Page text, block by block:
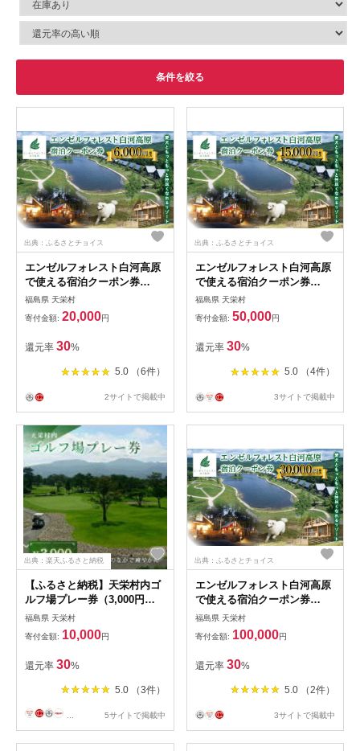
条件を絞る
出典：ふるさとチョイス
エンゼルフォレスト白河高原
で使える宿泊クーポン券
（6,000円相当） F21T-095
福島県 天栄村
寄付金額: 20,000円
還元率 30%
5.0 （6件）
2サイトで掲載中
出典：ふるさとチョイス
エンゼルフォレスト白河高原
で使える宿泊クーポン券
（15000円相当） ペット コテ
ージ サウナ グランピング キ
ャンプ スパ ドッグラン
F21T-098
福島県 天栄村
寄付金額: 50,000円
還元率 30%
5.0 （4件）
3サイトで掲載中
出典：楽天ふるさと納税
【ふるさと納税】天栄村内ゴ
ルフ場プレー券（3,000円
分） F21T-032
福島県 天栄村
寄付金額: 10,000円
還元率 30%
5.0 （3件）
5サイトで掲載中
出典：ふるさとチョイス
エンゼルフォレスト白河高原
で使える宿泊クーポン券
（30000円相当） F21T-099
福島県 天栄村
寄付金額: 100,000円
還元率 30%
5.0 （2件）
3サイトで掲載中